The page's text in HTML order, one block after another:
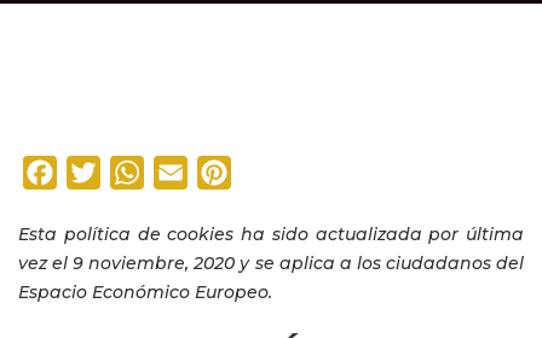
Facebook
TwitterWhatsApp
Email
Esta política de cookies ha sido actualizada por última
vez el 9 noviembre, 2020 y se aplica a los ciudadanos del
Espacio Económico Europeo.